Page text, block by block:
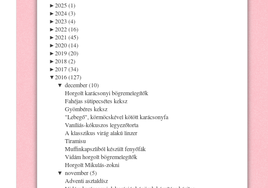
►2025 (1)
►2024 (3)
►2023 (4)
►2022 (16)
►2021 (45)
►2020 (14)
►2019 (20)
►2018 (2)
►2017 (34)
▼2016 (127)
▼ december (10)
Horgolt karácsonyi bögremelegítők
Fahéjas sütipecsétes keksz
Gyömbéres keksz
"Lebegő", körmöcskével kötött karácsonyfa
Vaníliás-kókuszos legyezőtorta
A klasszikus virág alakú linzer
Tiramisu
Muffinkapszliból készült fenyőfák
Vidám horgolt bögremelegítők
Horgolt Mikulás-zokni
▼ november (5)
Adventi asztaldísz